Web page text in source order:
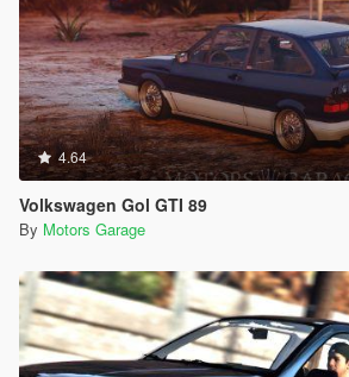
4.64
Volkswagen Gol GTI 89
By Motors Garage